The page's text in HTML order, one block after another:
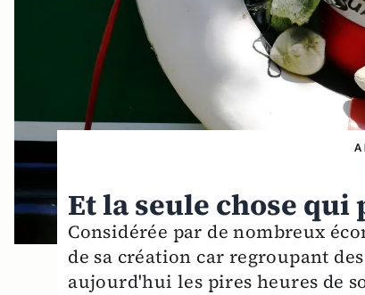
A
Et la seule chose qui
Considérée par de nombreux
de sa création car regroupant
aujourd'hui les pires heures de